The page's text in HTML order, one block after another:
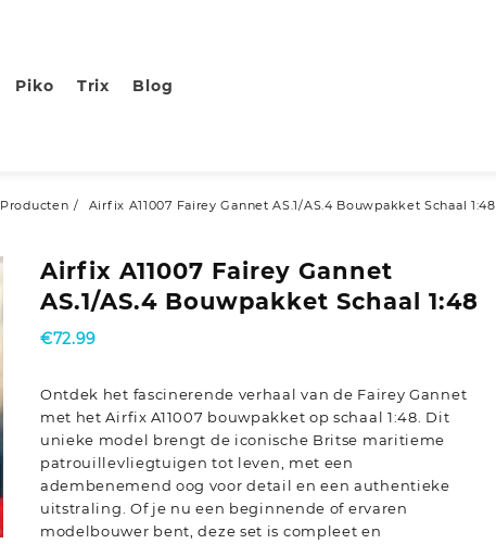
Piko Trix Blog
Producten Airfix A11007 Fairey Gannet AS.1/AS.4 Bouwpakket Schaal 1:48
Airfix A11007 Fairey Gannet
AS.1/AS.4 Bouwpakket Schaal 1:48
€72.99
Ontdek het fascinerende verhaal van de Fairey Gannet
met het Airfix A11007 bouwpakket op schaal 1:48. Dit
unieke model brengt de iconische Britse maritieme
patrouillevliegtuigen tot leven, met een
adembenemend oog voor detail en een authentieke
uitstraling. Of je nu een beginnende of ervaren
modelbouwer bent, deze set is compleet en